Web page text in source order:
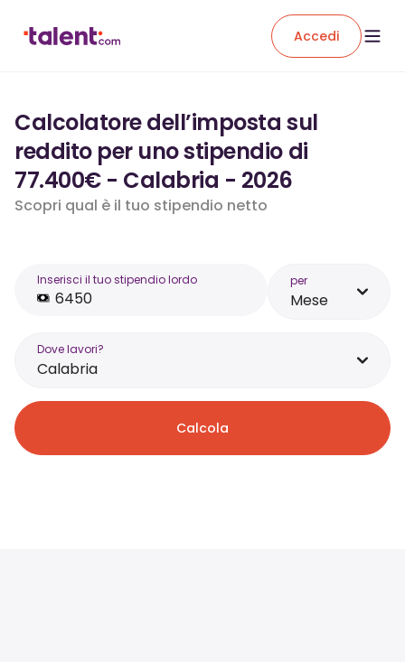
Accedi
Calcolatore dell’imposta sul
reddito per uno stipendio di
77.400€ - Calabria - 2026
Scopri qual è il tuo stipendio netto
Inserisci il tuo stipendio lordo per
Mese
Dove lavori?
Calabria
Calcola